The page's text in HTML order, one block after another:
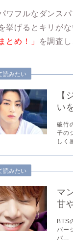
ワフルなダンス
挙げるとキリが
とめ！」
を調査
【
い
破竹
子の
しく
マ
甘
BTS
バー
バ...